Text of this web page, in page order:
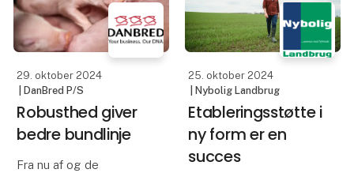
Hvis man vil give sig se
søer i farestalden kan
fravænne marcipangrise,
som b
29. oktober 2024
| DanBred P/S
Robusthed giver
bedre bundlinje
Fra nu af og de
25. oktober 2024
| Nybolig Landbrug
Etableringsstøtte i
ny form er en
succes